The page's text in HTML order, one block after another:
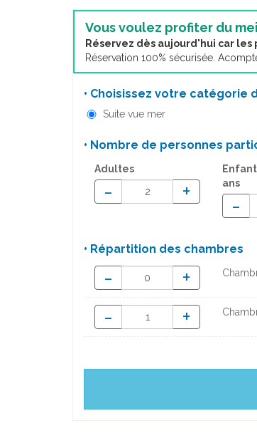
Vous voulez profiter du
Réservez dès aujourd'hui car
Réservation 100% sécurisée.
• Choisissez votre catégorie
Suite vue mer
• Nombre de personnes
Adultes
- +
ans
-
• Répartition des chambres
- +
- +